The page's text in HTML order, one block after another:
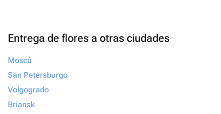
Entrega de flores a otras ciudades
Moscú
San Petersburgo
Volgogrado
Briansk